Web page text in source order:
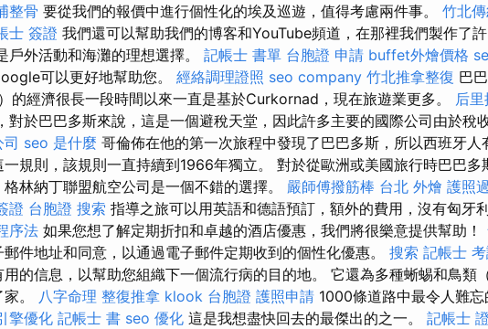
整骨 要從我們的報價中進行個性化的埃及巡遊，值得考慮兩件事。 竹北
士 簽證 我們還可以幫助我們的博客和YouTube頻道，在那裡我們製作了
戶外活動和海灘的理想選擇。 記帳士 書單 台胞證 申請 buffet外燴價格
可以更好地幫助您。 經絡調理證照 seo company 竹北推拿整復 巴
的經濟很長一段時間以來一直是基於Curkornad，現在旅遊業更多。 后
對於巴巴多斯來說，這是一個避稅天堂，因此許多主要的國際公司由於稅
seo 是什麼 哥倫佈在他的第一次旅程中發現了巴巴多斯，所以西班牙人
一規則，該規則一直持續到1966年獨立。 對於從歐洲或美國旅行時巴巴多
林納丁聯盟航空公司是一個不錯的選擇。 嚴師傅撥筋棒 台北 外燴 護照
證 台胞證 搜索 指導之旅可以用英語和德語預訂，額外的費用，沒有匈牙
序法 如果您想了解定期折扣和卓越的酒店優惠，我們將很樂意提供幫助！
件地址和同意，以通過電子郵件定期收到的個性化優惠。 搜索 記帳士
的信息，以幫助您組織下一個流行病的目的地。 它還為多種蜥蜴和鳥類
。 八字命理 整復推拿 klook 台胞證 護照申請 1000條道路中最令人難忘
擎優化 記帳士 書 seo 優化 這是我想盡快回去的最傑出的之一。 記帳士